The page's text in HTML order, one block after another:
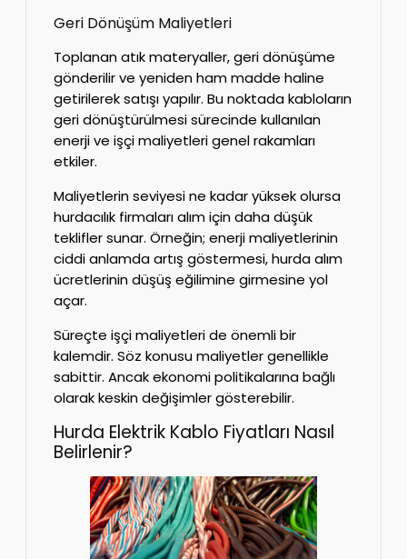
Geri Dönüşüm Maliyetleri
Toplanan atık materyaller, geri dönüşüme
gönderilir ve yeniden ham madde haline
getirilerek satışı yapılır. Bu noktada kabloların
geri dönüştürülmesi sürecinde kullanılan
enerji ve işçi maliyetleri genel rakamları
etkiler.
Maliyetlerin seviyesi ne kadar yüksek olursa
hurdacılık firmaları alım için daha düşük
teklifler sunar. Örneğin; enerji maliyetlerinin
ciddi anlamda artış göstermesi, hurda alım
ücretlerinin düşüş eğilimine girmesine yol
açar.
Süreçte işçi maliyetleri de önemli bir
kalemdir. Söz konusu maliyetler genellikle
sabittir. Ancak ekonomi politikalarına bağlı
olarak keskin değişimler gösterebilir.
Hurda Elektrik Kablo Fiyatları Nasıl
Belirlenir?